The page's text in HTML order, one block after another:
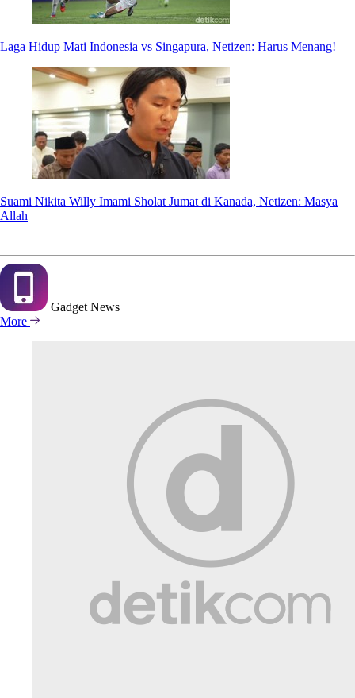
Laga Hidup Mati Indonesia vs Singapura, Netizen: Harus Menang!
Suami Nikita Willy Imami Sholat Jumat di Kanada, Netizen: Masya
Allah
Gadget News
More